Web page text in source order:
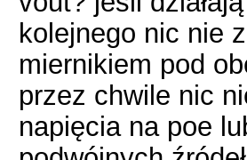
kolejnego nic nie
miernikiem pod
przez chwile nic
napięcia na poe